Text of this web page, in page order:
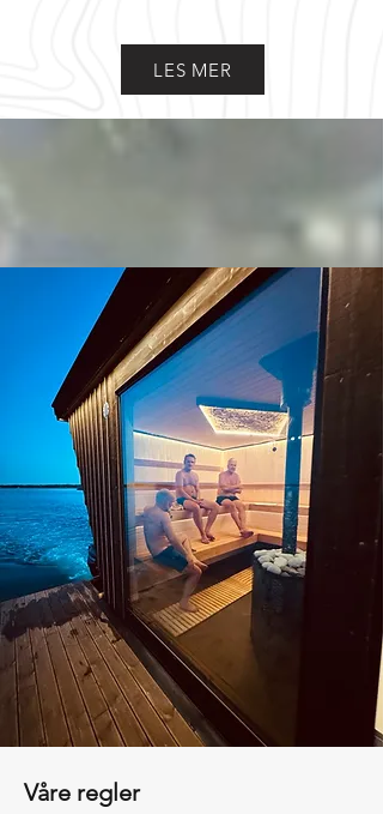
LES MER
Våre regler